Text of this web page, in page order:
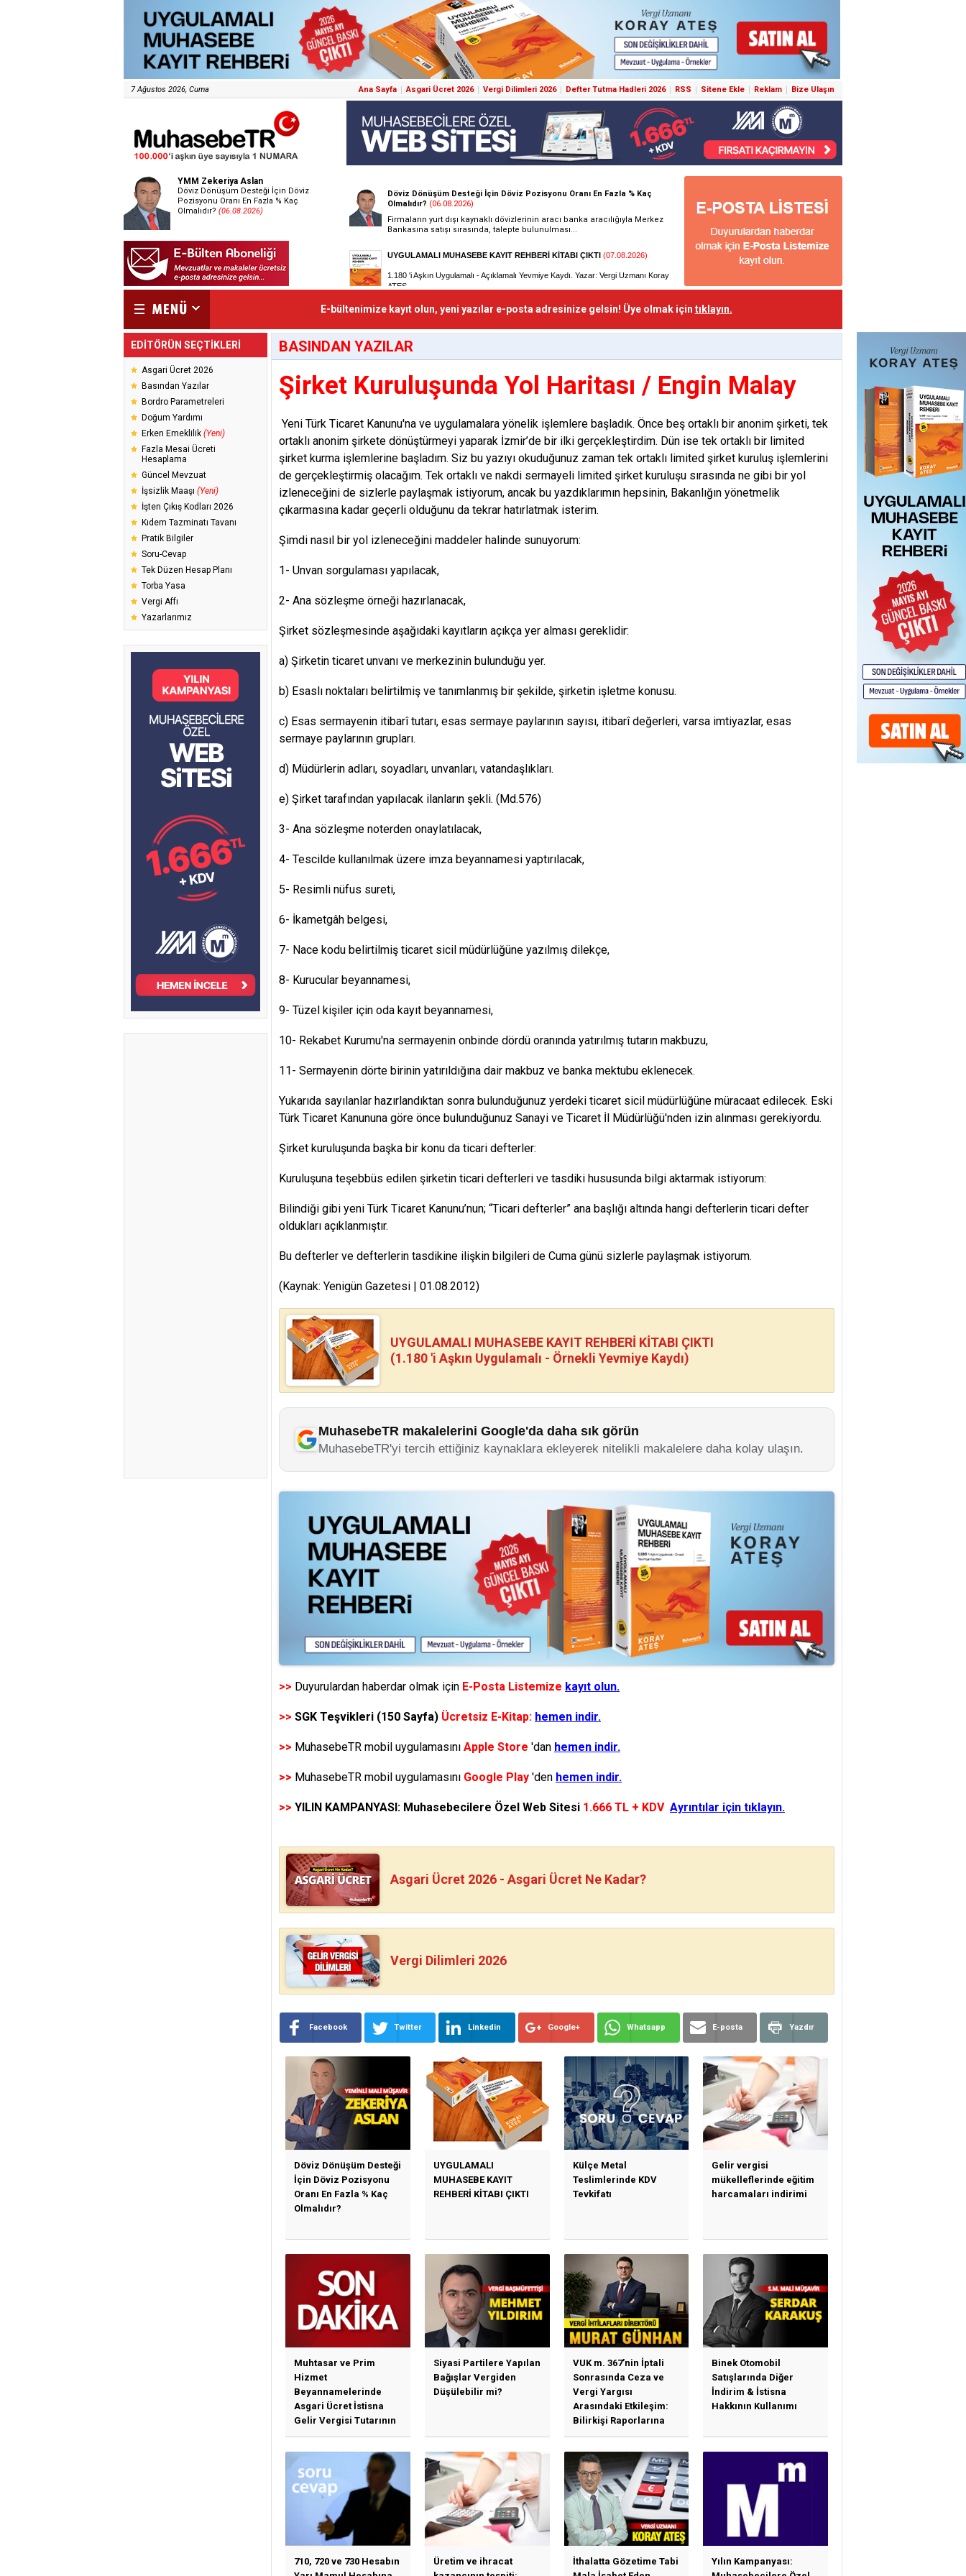
7 Ağustos 2026, Cuma Ana Sayfa Asgari Ücret 2026 Vergi Dilimleri 2026 Defter Tutma Hadleri 2026 RSS Sitene Ekle Reklam Bize Ulaşın
YMM Zekeriya Aslan
Döviz Dönüşüm Desteği İçin Döviz
Pozisyonu Oranı En Fazla % Kaç
Olmalıdır? (06.08.2026)
E-bültenimize kayıt olun, yeni yazılar e-posta adresinize gelsin! Üye olmak için tıklayın.
EDİTÖRÜN SEÇTİKLERİ
Asgari Ücret 2026
Basından Yazılar
Bordro Parametreleri
Doğum Yardımı
Erken Emeklilik (Yeni)
Fazla Mesai Ücreti
Hesaplama
Güncel Mevzuat
İşsizlik Maaşı (Yeni)
İşten Çıkış Kodları 2026
Kıdem Tazminatı Tavanı
Pratik Bilgiler
Soru-Cevap
Tek Düzen Hesap Planı
Torba Yasa
Vergi Affı
Yazarlarımız
BASINDAN YAZILAR
Şirket Kuruluşunda Yol Haritası / Engin Malay
Yeni Türk Ticaret Kanunu'na ve uygulamalara yönelik işlemlere başladık. Önce beş ortaklı bir anonim şirketi, tek
ortaklı anonim şirkete dönüştürmeyi yaparak İzmir’de bir ilki gerçekleştirdim. Dün ise tek ortaklı bir limited
şirket kurma işlemlerine başladım. Siz bu yazıyı okuduğunuz zaman tek ortaklı limited şirket kuruluş işlemlerini
de gerçekleştirmiş olacağım. Tek ortaklı ve nakdi sermayeli limited şirket kuruluşu sırasında ne gibi bir yol
izleneceğini de sizlerle paylaşmak istiyorum, ancak bu yazdıklarımın hepsinin, Bakanlığın yönetmelik
çıkarmasına kadar geçerli olduğunu da tekrar hatırlatmak isterim.
Şimdi nasıl bir yol izleneceğini maddeler halinde sunuyorum:
1- Unvan sorgulaması yapılacak,
2- Ana sözleşme örneği hazırlanacak,
Şirket sözleşmesinde aşağıdaki kayıtların açıkça yer alması gereklidir:
a) Şirketin ticaret unvanı ve merkezinin bulunduğu yer.
b) Esaslı noktaları belirtilmiş ve tanımlanmış bir şekilde, şirketin işletme konusu.
c) Esas sermayenin itibarî tutarı, esas sermaye paylarının sayısı, itibarî değerleri, varsa imtiyazlar, esas
sermaye paylarının grupları.
d) Müdürlerin adları, soyadları, unvanları, vatandaşlıkları.
e) Şirket tarafından yapılacak ilanların şekli. (Md.576)
3- Ana sözleşme noterden onaylatılacak,
4- Tescilde kullanılmak üzere imza beyannamesi yaptırılacak,
5- Resimli nüfus sureti,
6- İkametgâh belgesi,
7- Nace kodu belirtilmiş ticaret sicil müdürlüğüne yazılmış dilekçe,
8- Kurucular beyannamesi,
9- Tüzel kişiler için oda kayıt beyannamesi,
10- Rekabet Kurumu'na sermayenin onbinde dördü oranında yatırılmış tutarın makbuzu,
11- Sermayenin dörte birinin yatırıldığına dair makbuz ve banka mektubu eklenecek.
Yukarıda sayılanlar hazırlandıktan sonra bulunduğunuz yerdeki ticaret sicil müdürlüğüne müracaat edilecek. Eski
Türk Ticaret Kanununa göre önce bulunduğunuz Sanayi ve Ticaret İl Müdürlüğü'nden izin alınması gerekiyordu.
Şirket kuruluşunda başka bir konu da ticari defterler:
Kuruluşuna teşebbüs edilen şirketin ticari defterleri ve tasdiki hususunda bilgi aktarmak istiyorum:
Bilindiği gibi yeni Türk Ticaret Kanunu’nun; “Ticari defterler” ana başlığı altında hangi defterlerin ticari defter
oldukları açıklanmıştır.
Bu defterler ve defterlerin tasdikine ilişkin bilgileri de Cuma günü sizlerle paylaşmak istiyorum.
(Kaynak: Yenigün Gazetesi | 01.08.2012)
UYGULAMALI MUHASEBE KAYIT REHBERİ KİTABI ÇIKTI
(1.180 'i Aşkın Uygulamalı - Örnekli Yevmiye Kaydı)
MuhasebeTR makalelerini Google'da daha sık görün
MuhasebeTR'yi tercih ettiğiniz kaynaklara ekleyerek nitelikli makalelere daha kolay ulaşın.
>> Duyurulardan haberdar olmak için E-Posta Listemize kayıt olun.
>> SGK Teşvikleri (150 Sayfa) Ücretsiz E-Kitap: hemen indir.
>> MuhasebeTR mobil uygulamasını Apple Store 'dan hemen indir.
>> MuhasebeTR mobil uygulamasını Google Play 'den hemen indir.
>> YILIN KAMPANYASI: Muhasebecilere Özel Web Sitesi 1.666 TL + KDV Ayrıntılar için tıklayın.
Asgari Ücret 2026 - Asgari Ücret Ne Kadar?
Vergi Dilimleri 2026
Facebook Twitter Linkedin Google+ Whatsapp E-posta Yazdır
Döviz Dönüşüm Desteği
İçin Döviz Pozisyonu
Oranı En Fazla % Kaç
Olmalıdır?
UYGULAMALI
MUHASEBE KAYIT
REHBERİ KİTABI ÇIKTI
Külçe Metal
Teslimlerinde KDV
Tevkifatı
Gelir vergisi
mükelleflerinde eğitim
harcamaları indirimi
Muhtasar ve Prim
Hizmet
Beyannamelerinde
Asgari Ücret İstisna
Gelir Vergisi Tutarının
Güncellenmesine
İlişkin Duyuru
Siyasi Partilere Yapılan
Bağışlar Vergiden
Düşülebilir mi?
VUK m. 367’nin İptali
Sonrasında Ceza ve
Vergi Yargısı
Arasındaki Etkileşim:
Bilirkişi Raporlarına
Bağımlılık, İhtisas
Mahkemeleri ve
Yargı...
Binek Otomobil
Satışlarında Diğer
İndirim & İstisna
Hakkının Kullanımı
710, 720 ve 730 Hesabın
Üretim ve ihracat
İthalatta Gözetime Tabi
Yılın Kampanyası: